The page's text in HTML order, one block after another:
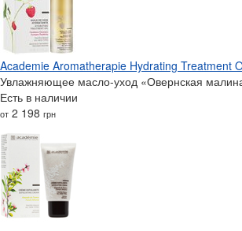
Academie Aromatherapie Hydrating Treatment
Увлажняющее масло-уход «Овернская
Есть в наличии
от 2 198 грн